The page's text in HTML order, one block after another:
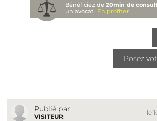
Bénéficiez de20min de
un avocat. En profiter
Posez
Publié par
VISITEUR
le